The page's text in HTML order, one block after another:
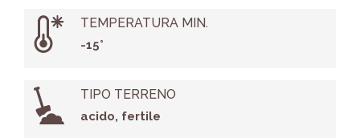
TEMPERATURA MIN.
-15°
TIPO TERRENO
acido, fertile